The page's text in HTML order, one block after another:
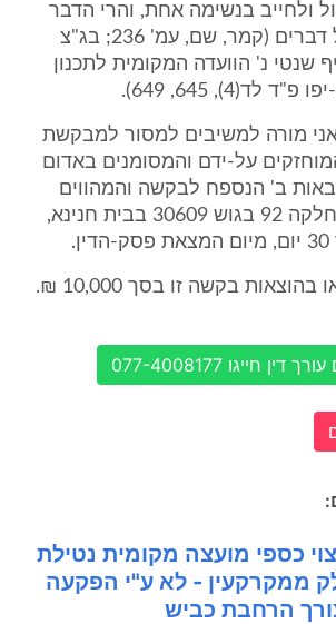
ולחייב בנשימה אחת, והרי הדבר
מנוגד להגיונם של דברים (קמר, שם, עמ' 236; בג"צ
שריף שנטי נ' הוועדה המקומית לתכנון
לד(4), 645, 649).
אני מורה למשיבים למסור למבקשת
על-ידם והמסומנים באדום
ב' הנספח לבקשה והמהווים
חלק מחלקה 91 וחלקה 92 בגוש 30609 בבית חנינא,
חייגו 077-4008177
כספי מועצה מקומית נטילת
ממקרקעין - לא ע"י הפקעה
הרחבת כביש